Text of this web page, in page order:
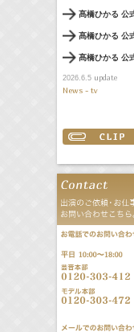
髙橋ひかる 公
髙橋ひかる 公
髙橋ひかる 公
2026.6.5update
News - tv